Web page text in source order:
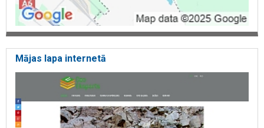
Mājas lapa internetā